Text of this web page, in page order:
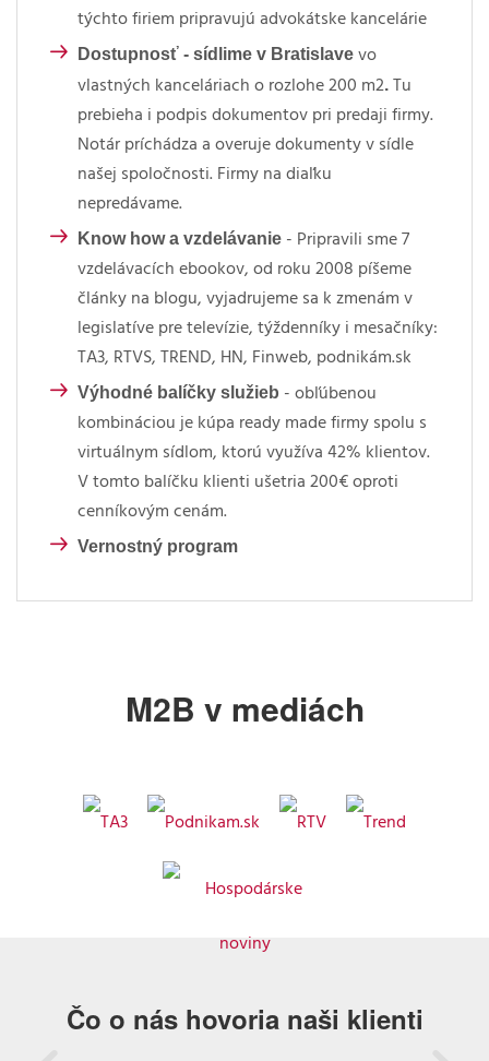
týchto firiem pripravujú advokátske kancelárie
Dostupnosť - sídlime v Bratislave vo
vlastných kanceláriach o rozlohe 200 m2. Tu
prebieha i podpis dokumentov pri predaji firmy.
Notár príchádza a overuje dokumenty v sídle
našej spoločnosti. Firmy na diaľku
nepredávame.
Know how a vzdelávanie - Pripravili sme 7
vzdelávacích ebookov, od roku 2008 píšeme
články na blogu, vyjadrujeme sa k zmenám v
legislatíve pre televízie, týždenníky i mesačníky:
TA3, RTVS, TREND, HN, Finweb, podnikám.sk
Výhodné balíčky služieb - obľúbenou
kombináciou je kúpa ready made firmy spolu s
virtuálnym sídlom, ktorú využíva 42% klientov.
V tomto balíčku klienti ušetria 200€ oproti
cenníkovým cenám.
Vernostný program
M2B v mediách
Čo o nás hovoria naši klienti